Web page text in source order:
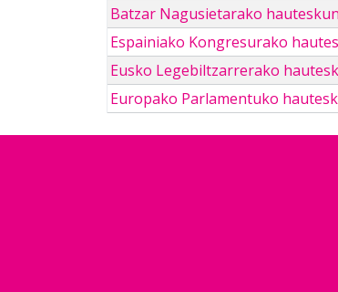
Batzar Nagusietarako
Espainiako Kongresurako
Eusko Legebiltzarrerako
Europako Parlamentuko